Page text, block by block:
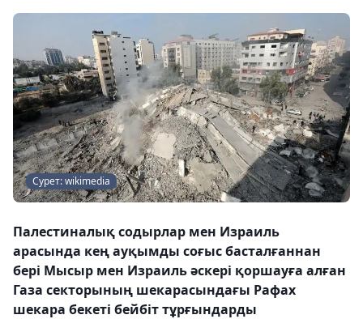
Сурет: wikimedia
Палестиналық содырлар мен Израиль
арасында кең ауқымды соғыс басталғаннан
бері Мысыр мен Израиль әскері қоршауға алған
Газа секторының шекарасындағы Рафах
шекара бекеті бейбіт тұрғындарды